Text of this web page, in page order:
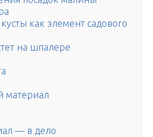
как элемент садового
на шпалере
материал
— в дело